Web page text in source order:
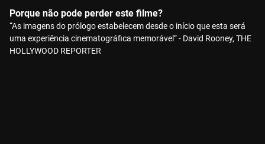
Porque não pode perder este filme?
“As imagens do prólogo estabelecem desde o início que esta será
uma experiência cinematográfica memorável” - David Rooney, THE
HOLLYWOOD REPORTER